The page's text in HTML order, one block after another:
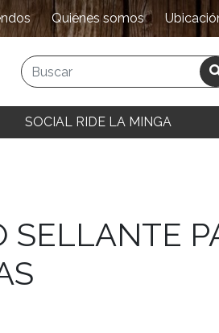
Quiénes somos
SOCIAL RIDE LA MINGA
SELLANTE